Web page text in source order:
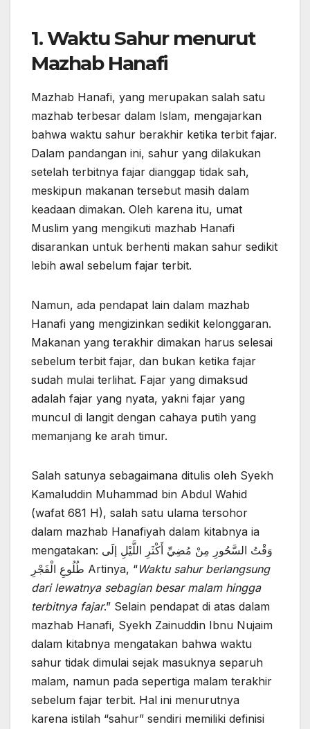
1.Waktu Sahur menurut
Mazhab Hanafi
Mazhab Hanafi, yang merupakan salah satu
mazhab terbesar dalam Islam, mengajarkan
bahwa waktu sahur berakhir ketika terbit fajar.
Dalam pandangan ini, sahur yang dilakukan
setelah terbitnya fajar dianggap tidak sah,
meskipun makanan tersebut masih dalam
keadaan dimakan. Oleh karena itu, umat
Muslim yang mengikuti mazhab Hanafi
disarankan untuk berhenti makan sahur sedikit
lebih awal sebelum fajar terbit.
Namun, ada pendapat lain dalam mazhab
Hanafi yang mengizinkan sedikit kelonggaran.
Makanan yang terakhir dimakan harus selesai
sebelum terbit fajar, dan bukan ketika fajar
sudah mulai terlihat. Fajar yang dimaksud
adalah fajar yang nyata, yakni fajar yang
muncul di langit dengan cahaya putih yang
memanjang ke arah timur.
Salah satunya sebagaimana ditulis oleh Syekh
Kamaluddin Muhammad bin Abdul Wahid
(wafat 681 H), salah satu ulama tersohor
dalam mazhab Hanafiyah dalam kitabnya ia
mengatakan: وَقْتُ السَّحُورِ مِنْ مُضِيِّ أَكْثَرِ اللَّيْلِ إلَى
طُلُوعِ الْفَجْرِ Artinya, “Waktu sahur berlangsung
dari lewatnya sebagian besar malam hingga
terbitnya fajar.” Selain pendapat di atas dalam
mazhab Hanafi, Syekh Zainuddin Ibnu Nujaim
dalam kitabnya mengatakan bahwa waktu
sahur tidak dimulai sejak masuknya separuh
malam, namun pada sepertiga malam terakhir
sebelum fajar terbit. Hal ini menurutnya
karena istilah “sahur” sendiri memiliki definisi